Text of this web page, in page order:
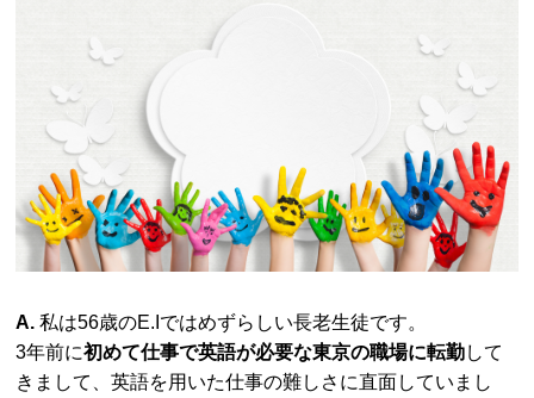
A. 私は56歳のE.Iではめずらしい長老生徒です。
3年前に初めて仕事で英語が必要な東京の職場に転勤して
きまして、英語を用いた仕事の難しさに直面していまし